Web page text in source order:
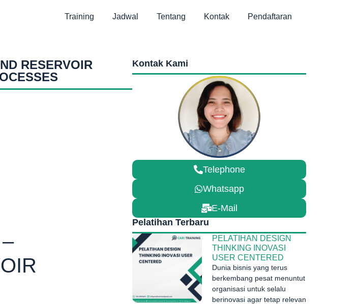
Training Jadwal Tentang Kontak Pendaftaran
RESERVOIR
Kontak Kami
Telephone
Whatsapp
E-Mail
Pelatihan Terbaru
PELATIHAN DESIGN
THINKING INOVASI
USER CENTERED
Dunia bisnis yang terus
berkembang pesat menuntut
organisasi untuk selalu
berinovasi agar tetap relevan